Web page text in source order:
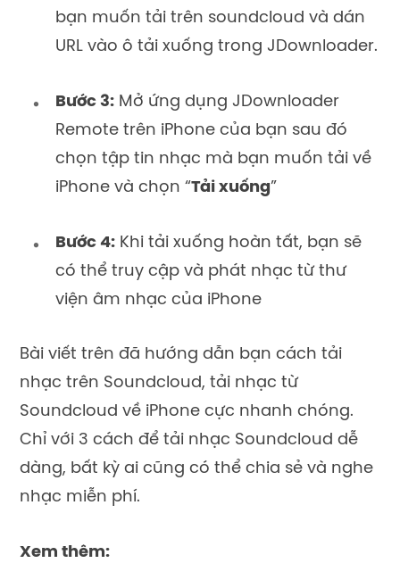
bạn muốn tải trên soundcloud và dán
URL vào ô tải xuống trong JDownloader.
Bước 3: Mở ứng dụng JDownloader
Remote trên iPhone của bạn sau đó
chọn tập tin nhạc mà bạn muốn tải về
iPhone và chọn “Tải xuống”
Bước 4: Khi tải xuống hoàn tất, bạn sẽ
có thể truy cập và phát nhạc từ thư
viện âm nhạc của iPhone
Bài viết trên đã hướng dẫn bạn cách tải
nhạc trên Soundcloud, tải nhạc từ
Soundcloud về iPhone cực nhanh chóng.
Chỉ với 3 cách để tải nhạc Soundcloud dễ
dàng, bất kỳ ai cũng có thể chia sẻ và nghe
nhạc miễn phí.
Xem thêm: